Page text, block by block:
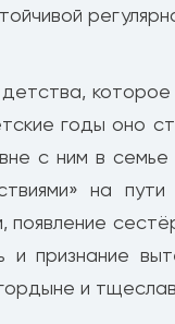
годы оно
с ним в
на
признание
и